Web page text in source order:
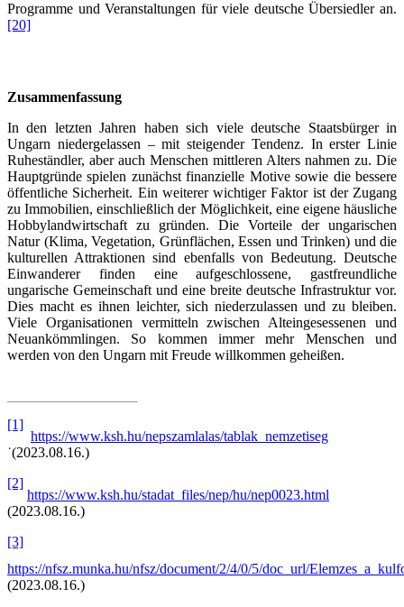
Programme und Veranstaltungen für viele deutsche Übersiedler an.
[20]
Zusammenfassung
In den letzten Jahren haben sich viele deutsche Staatsbürger in
Ungarn niedergelassen – mit steigender Tendenz. In erster Linie
Ruheständler, aber auch Menschen mittleren Alters nahmen zu. Die
Hauptgründe spielen zunächst finanzielle Motive sowie die bessere
öffentliche Sicherheit. Ein weiterer wichtiger Faktor ist der Zugang
zu Immobilien, einschließlich der Möglichkeit, eine eigene häusliche
Hobbylandwirtschaft zu gründen. Die Vorteile der ungarischen
Natur (Klima, Vegetation, Grünflächen, Essen und Trinken) und die
kulturellen Attraktionen sind ebenfalls von Bedeutung. Deutsche
Einwanderer finden eine aufgeschlossene, gastfreundliche
ungarische Gemeinschaft und eine breite deutsche Infrastruktur vor.
Dies macht es ihnen leichter, sich niederzulassen und zu bleiben.
Viele Organisationen vermitteln zwischen Alteingesessenen und
Neuankömmlingen. So kommen immer mehr Menschen und
werden von den Ungarn mit Freude willkommen geheißen.
[1]
https://www.ksh.hu/nepszamlalas/tablak_nemzetiseg
˙(2023.08.16.)
[2]
https://www.ksh.hu/stadat_files/nep/hu/nep0023.html
(2023.08.16.)
[3]
https://nfsz.munka.hu/nfsz/document/2/4/0/5/doc_url/
(2023.08.16.)